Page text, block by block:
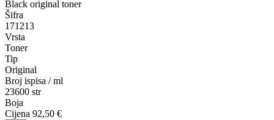
Šifra
171213
Vrsta
Toner
Tip
Original
Broj ispisa / ml
23600 str
Boja
Cijena 92,50 €